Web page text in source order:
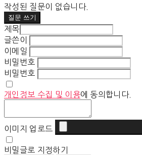
작성된 질문이 없습니다.
질문 쓰기
제목
글쓴이
이메일
비밀번호
비밀번호
개인정보 수집 및 이용에 동의합니다.
이미지 업로드
비밀글로 지정하기